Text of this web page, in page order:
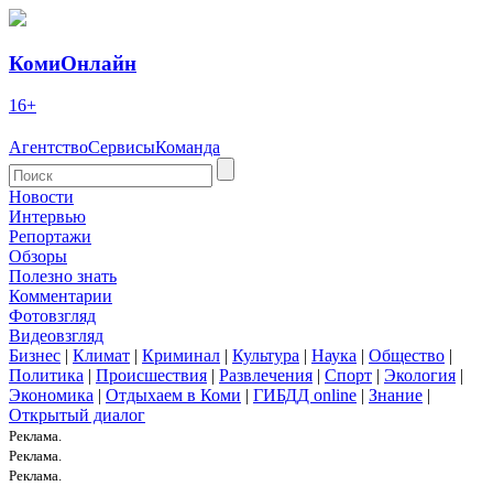
КомиОнлайн
16+
АгентствоСервисыКоманда
Новости
Интервью
Репортажи
Обзоры
Полезно знать
Комментарии
Фотовзгляд
Видеовзгляд
Бизнес | Климат | Криминал | Культура | Наука | Общество |
Политика | Происшествия | Развлечения | Спорт | Экология |
Экономика | Отдыхаем в Коми | ГИБДД online | Знание |
Открытый диалог
Реклама.
Реклама.
Реклама.